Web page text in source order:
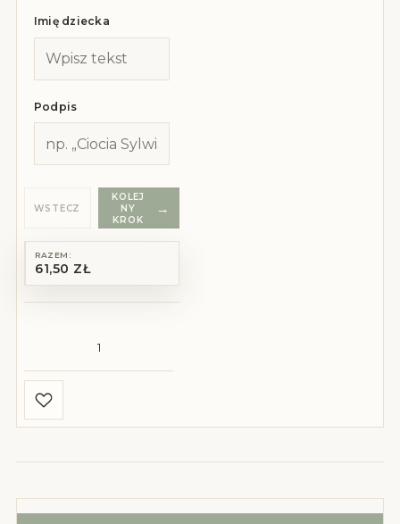
Imię dziecka
Podpis
WSTECZ
KOLEJ
NY
KROK
RAZEM:
61,50 ZŁ